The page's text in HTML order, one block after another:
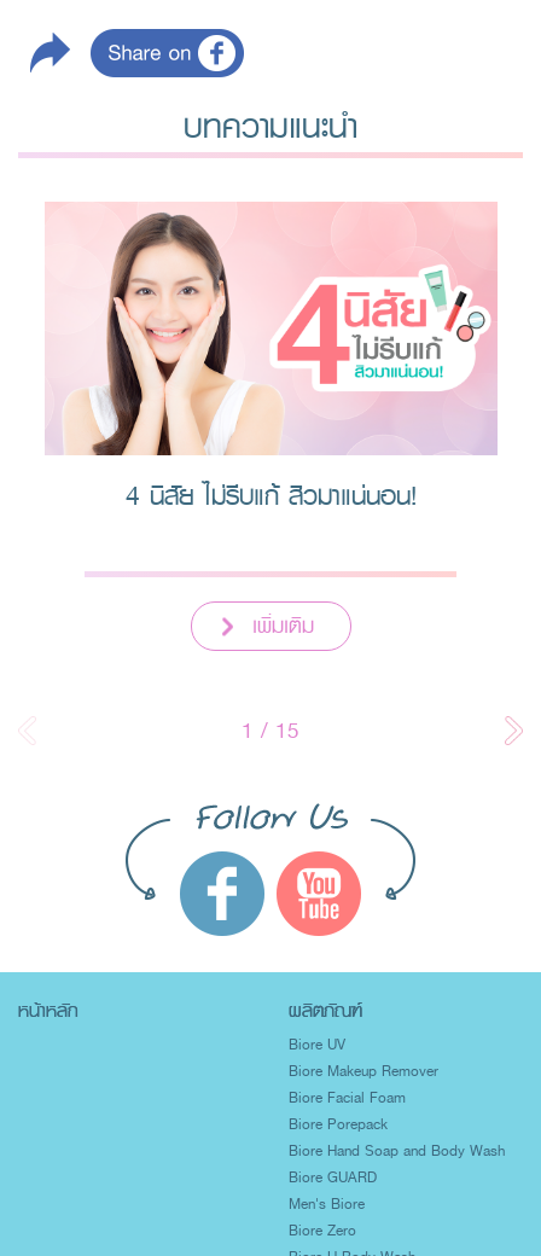
บทความแนะนำ
4 นิสัย ไม่รีบแก้ สิวมาแน่นอน!
เพิ่มเติม
1 / 15
หน้าหลัก ผลิตภัณฑ์
Biore UV
Biore Makeup Remover
Biore Facial Foam
Biore Porepack
Biore Hand Soap and Body Wash
Biore GUARD
Men's Biore
Biore Zero